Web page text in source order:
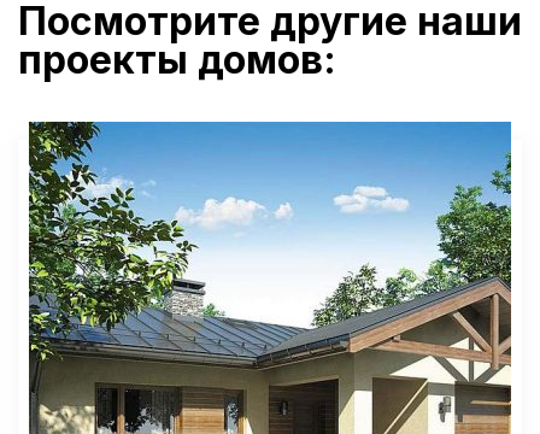
Посмотрите другие наши
проекты домов: